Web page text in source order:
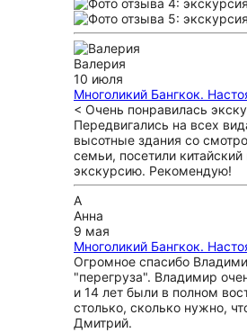
Валерия
10 июля
Многоликий Бангкок.
< Очень понравилась
Передвигались на всех
высотные здания со
семьи, посетили
экскурсию. Рекомендую!
А
Анна
9 мая
Многоликий Бангкок.
Огромное спасибо
"перегруза". Владимир
и 14 лет были в полном
столько, сколько нужно,
Дмитрий.